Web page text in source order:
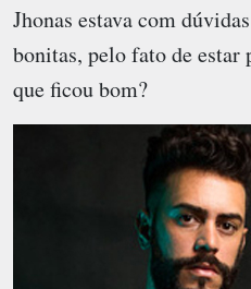
Jhonas estava com
bonitas, pelo fato de
que ficou bom?